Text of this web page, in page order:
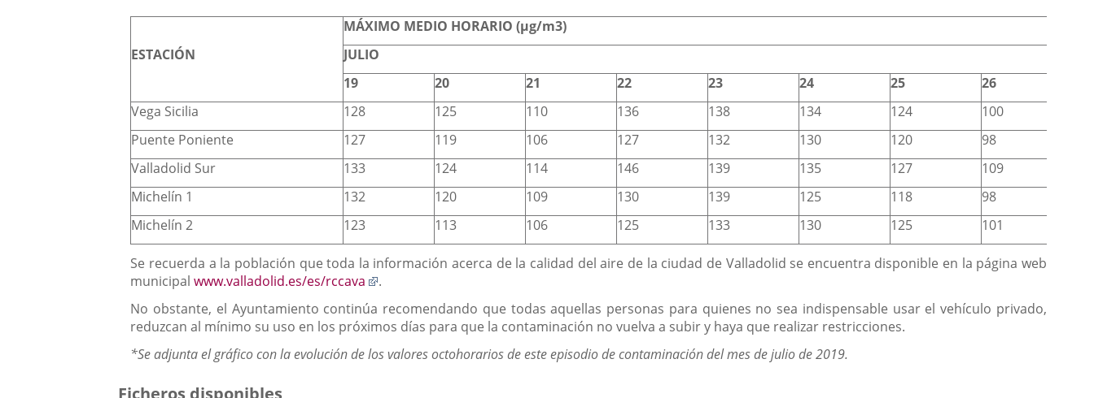
ESTACIÓN
MÁXIMO MEDIO HORARIO (µg/m3)
JULIO
19
20 21 22 23 24 25
26
Vega Sicilia
128 125 110 136 138 134 124
100
Puente Poniente
127 119 106 127 132 130 120
98
Valladolid Sur
133 124 114 146 139 135 127
109
Michelín 1
132 120 109 130 139 125 118
98
Michelín 2
123 113 106 125 133 130 125 101
Se recuerda a la población que toda la información acerca de la calidad del aire de la ciudad de Valladolid se encuentra disponible en la página web
municipalwww.valladolid.es/es/rccava
Enlace
una
aplicación
externa.
.
No obstante, el Ayuntamiento continúa recomendando que todas aquellas personas para quienes no sea indispensable usar el vehículo privado,
reduzcan al mínimo su uso en los próximos días para que la contaminación no vuelva a subir y haya que realizar restricciones.
*Se adjunta el gráfico con la evolución de los valores octohorarios de este episodio de contaminación del mes de julio de 2019.